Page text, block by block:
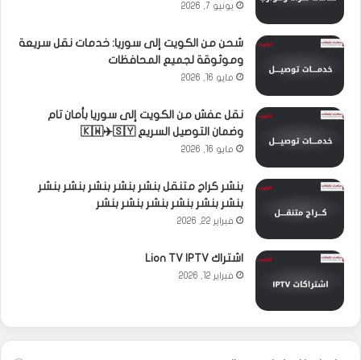
يونيو 7, 2026
شحن من الكويت إلى سوريا: خدمات نقل سريعة
وموثوقة لجميع المحافظات
مايو 16, 2026
نقل عفش من الكويت إلى سوريا بأمان تام
وضمان التوصيل السريع 🇰🇼✈️🇸🇾
مايو 16, 2026
بنشر كراج متنقل بنشر بنشر بنشر بنشر بنشر
بنشر بنشر بنشر بنشر بنشر بنشر
فبراير 22, 2026
اشتراك Lion TV IPTV
فبراير 12, 2026